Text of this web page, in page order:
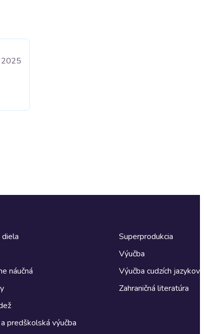
diela
náučná
predškolská výučba
Superprodukcia
Výučba
Výučba cudzích jazykov
Zahraničná literatúra